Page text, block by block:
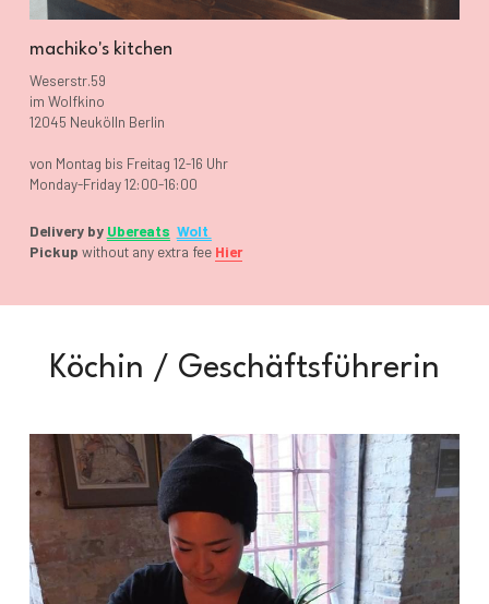
machiko's kitchen
Weserstr.59
im Wolfkino
12045 Neukölln Berlin
von Montag bis Freitag 12-16 Uhr
Monday-Friday 12:00-16:00
Delivery by Ubereats Wolt
Pickup without any extra fee Hier
Köchin / Geschäftsführerin